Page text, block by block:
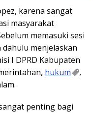
karena sangat
masyarakat
memasuki sesi
menjelaskan
I DPRD Kabupaten
hukum
,
penting bagi